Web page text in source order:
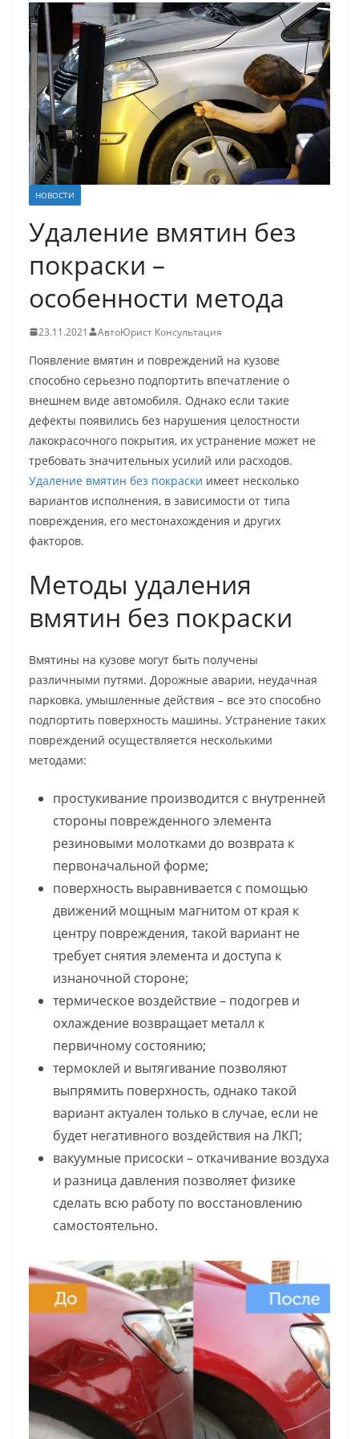
НОВОСТИ
Удаление вмятин без
покраски –
особенности метода
23.11.2021 АвтоЮрист Консультация
Появление вмятин и повреждений на кузове
способно серьезно подпортить впечатление о
внешнем виде автомобиля. Однако если такие
дефекты появились без нарушения целостности
лакокрасочного покрытия, их устранение может не
требовать значительных усилий или расходов.
Удаление вмятин без покраски имеет несколько
вариантов исполнения, в зависимости от типа
повреждения, его местонахождения и других
факторов.
Методы удаления
вмятин без покраски
Вмятины на кузове могут быть получены
различными путями. Дорожные аварии, неудачная
парковка, умышленные действия – все это способно
подпортить поверхность машины. Устранение таких
повреждений осуществляется несколькими
методами:
простукивание производится с внутренней
стороны поврежденного элемента
резиновыми молотками до возврата к
первоначальной форме;
поверхность выравнивается с помощью
движений мощным магнитом от края к
центру повреждения, такой вариант не
требует снятия элемента и доступа к
изнаночной стороне;
термическое воздействие – подогрев и
охлаждение возвращает металл к
первичному состоянию;
термоклей и вытягивание позволяют
выпрямить поверхность, однако такой
вариант актуален только в случае, если не
будет негативного воздействия на ЛКП;
вакуумные присоски – откачивание воздуха
и разница давления позволяет физике
сделать всю работу по восстановлению
самостоятельно.